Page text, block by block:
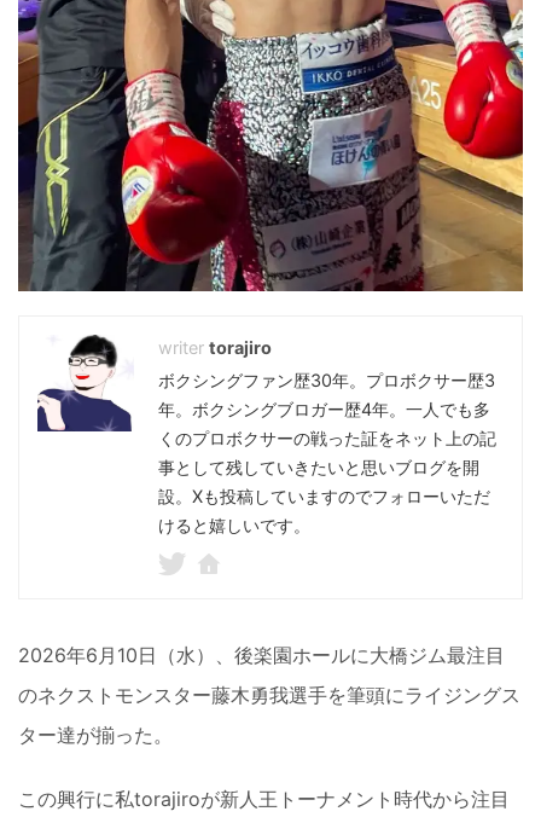
torajiro
ボクシングファン歴30年。プロボクサー歴3
年。ボクシングブロガー歴4年。一人でも多
くのプロボクサーの戦った証をネット上の記
事として残していきたいと思いブログを開
設。Xも投稿していますのでフォローいただ
けると嬉しいです。
2026年6月10日（水）、後楽園ホールに大橋ジム最注目
のネクストモンスター藤木勇我選手を筆頭にライジングス
ター達が揃った。
この興行に私torajiroが新人王トーナメント時代から注目